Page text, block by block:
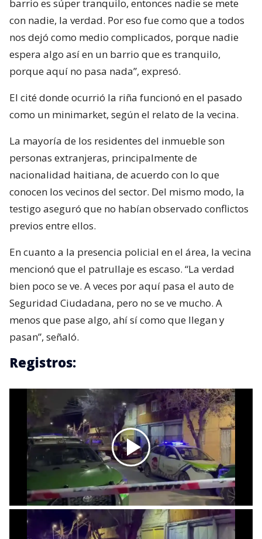
barrio es súper tranquilo, entonces nadie se mete
con nadie, la verdad. Por eso fue como que a todos
nos dejó como medio complicados, porque nadie
espera algo así en un barrio que es tranquilo,
porque aquí no pasa nada”, expresó.
El cité donde ocurrió la riña funcionó en el pasado
como un minimarket, según el relato de la vecina.
La mayoría de los residentes del inmueble son
personas extranjeras, principalmente de
nacionalidad haitiana, de acuerdo con lo que
conocen los vecinos del sector. Del mismo modo, la
testigo aseguró que no habían observado conflictos
previos entre ellos.
En cuanto a la presencia policial en el área, la vecina
mencionó que el patrullaje es escaso. “La verdad
bien poco se ve. A veces por aquí pasa el auto de
Seguridad Ciudadana, pero no se ve mucho. A
menos que pase algo, ahí sí como que llegan y
pasan”, señaló.
Registros: